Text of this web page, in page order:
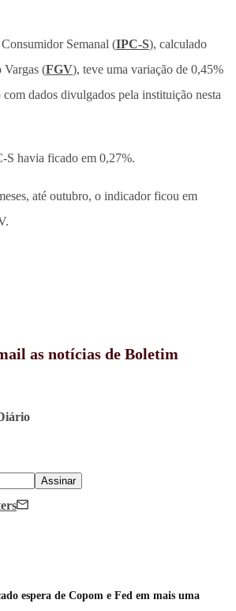
Semanal (IPC-S), calculado
Vargas (FGV), teve uma variação de 0,45%
dados divulgados pela instituição nesta
S havia ficado em 0,27%.
até outubro, o indicador ficou em
as notícias de Boletim
Assinar
espera de Copom e Fed em mais uma